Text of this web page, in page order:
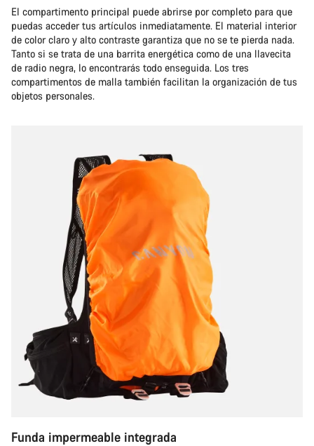
El compartimento principal puede abrirse por completo para que
puedas acceder tus artículos inmediatamente. El material interior
de color claro y alto contraste garantiza que no se te pierda nada.
Tanto si se trata de una barrita energética como de una llavecita
de radio negra, lo encontrarás todo enseguida. Los tres
compartimentos de malla también facilitan la organización de tus
objetos personales.
Funda impermeable integrada